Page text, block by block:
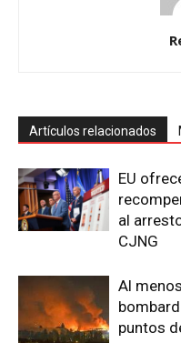
Artículos relacionados
EU
al
CJNG
Al
puntos